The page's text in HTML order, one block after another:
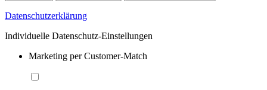
Datenschutzerklärung
Individuelle Datenschutz-Einstellungen
Marketing per Customer-Match